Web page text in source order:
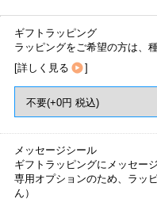
ギフトラッピング
ラッピングをご希望の方は、
[詳しく見る ]
メッセージシール
ギフトラッピングにメッセー
専用オプションのため、ラッ
ん）